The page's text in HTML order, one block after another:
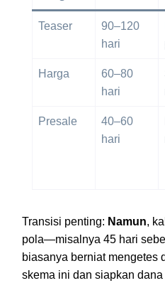
Teaser
90–120
hari
Harga
60–80
hari
Presale
40–60
hari
Transisi penting: Namun,
pola—misalnya 45 hari
biasanya berniat mengetes
skema ini dan siapkan